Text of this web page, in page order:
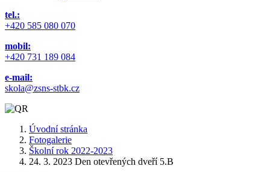
tel.:
+420 585 080 070
mobil:
+420 731 189 084
e-mail:
skola@zsns-stbk.cz
Úvodní stránka
Fotogalerie
Školní rok 2022-2023
24. 3. 2023 Den otevřených dveří 5.B